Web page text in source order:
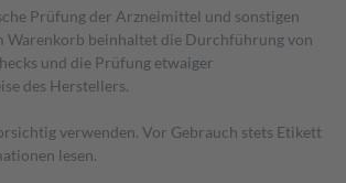
Prüfung der Arzneimittel und sonstigen
Warenkorb beinhaltet die Durchführung von
und die Prüfung etwaiger
des Herstellers.
verwenden. Vor Gebrauch stets Etikett
lesen.